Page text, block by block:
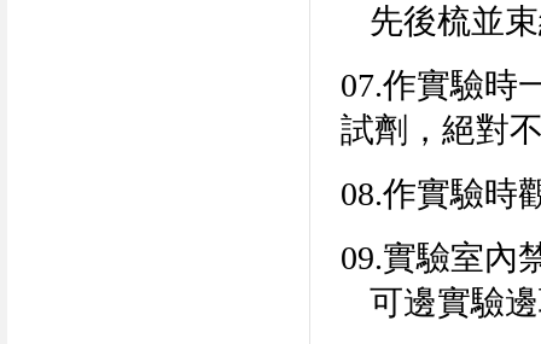
先後梳並
07.作實驗時
試劑，絕對
08.作實驗時
09.實驗室內
可邊實驗